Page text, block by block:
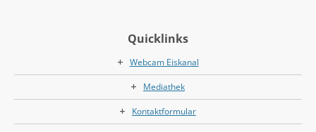
Quicklinks
Webcam Eiskanal
Mediathek
Kontaktformular